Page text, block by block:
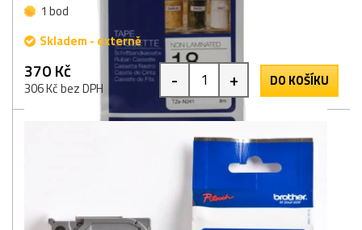
1 bod
Skladem - externě
370 Kč
306 Kč bez DPH - + DO KOŠÍKU